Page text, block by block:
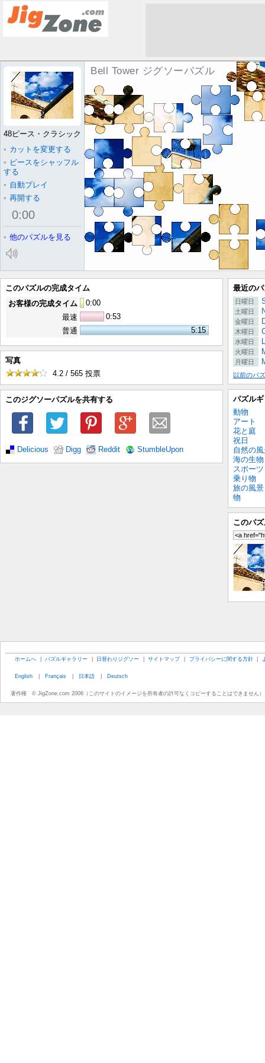
Bell Tower ジグソーパズル
48ピース・クラシック
• カットを変更する
• ピースをシャッフル
する
• 自動プレイ
• 再開する
0:00
• 他のパズルを見る
このパズルの完成タイム
お客様の完成タイム
0:00
最速
0:53
普通
5:15
写真
4.2 / 565 投票
このジグソーパズルを共有する
Delicious Digg Reddit StumbleUpon
最近の
日曜日
土曜日
金曜日
木曜日
水曜日
火曜日
月曜日
以前のパ
パズル
動物
アート
花と庭
祝日
自然の
海の生物
スポーツ
乗り物
旅の風景
物
このパ
ホームへ | パズルギャラリー | 日替わりジグソー | サイトマップ | プライバシーに関する方針 |
English | Français | 日本語 | Deutsch
著作権 © JigZone.com 2006（このサイトのイメージを所有者の許可なくコピーすることはできません）